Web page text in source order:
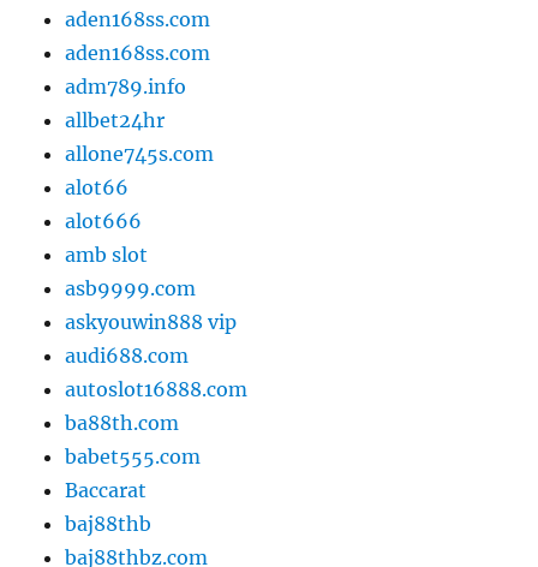
aden168ss.com
aden168ss.com
adm789.info
allbet24hr
allone745s.com
alot66
alot666
amb slot
asb9999.com
askyouwin888 vip
audi688.com
autoslot16888.com
ba88th.com
babet555.com
Baccarat
baj88thb
baj88thbz.com